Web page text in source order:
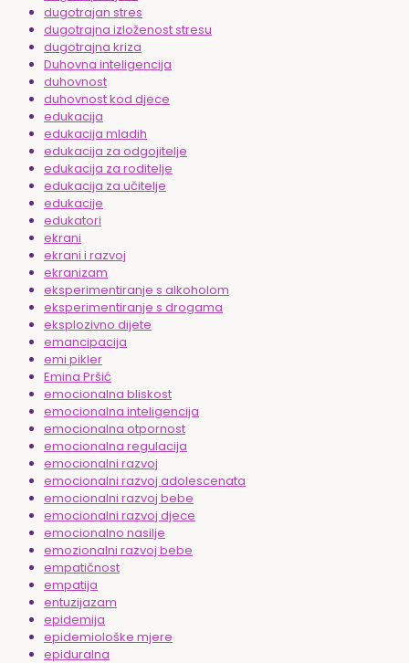
dugotrajan stres
dugotrajna izloženost stresu
dugotrajna kriza
Duhovna inteligencija
duhovnost
duhovnost kod djece
edukacija
edukacija mladih
edukacija za odgojitelje
edukacija za roditelje
edukacija za učitelje
edukacije
edukatori
ekrani
ekrani i razvoj
ekranizam
eksperimentiranje s alkoholom
eksperimentiranje s drogama
eksplozivno dijete
emancipacija
emi pikler
Emina Pršić
emocionalna bliskost
emocionalna inteligencija
emocionalna otpornost
emocionalna regulacija
emocionalni razvoj
emocionalni razvoj adolescenata
emocionalni razvoj bebe
emocionalni razvoj djece
emocionalno nasilje
emozionalni razvoj bebe
empatičnost
empatija
entuzijazam
epidemija
epidemiološke mjere
epiduralna